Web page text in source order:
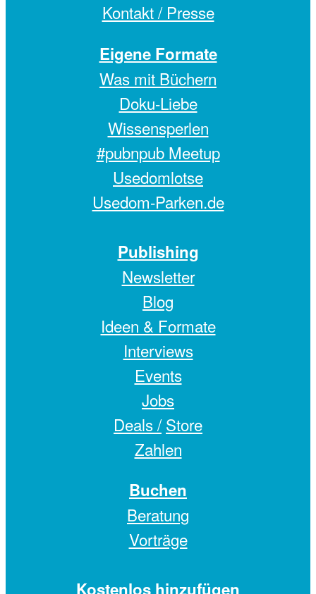
Kontakt / Presse
Eigene Formate
Was mit Büchern
Doku-Liebe
Wissensperlen
#pubnpub Meetup
Usedomlotse
Usedom-Parken.de
Publishing
Newsletter
Blog
Ideen & Formate
Interviews
Events
Jobs
Deals / Store
Zahlen
Buchen
Beratung
Vorträge
Kostenlos hinzufügen